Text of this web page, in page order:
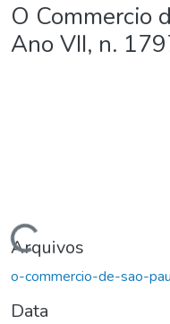
O Commercio
Ano VII, n.
Carregando...
Arquivos
o-commercio-de-sao-
Data